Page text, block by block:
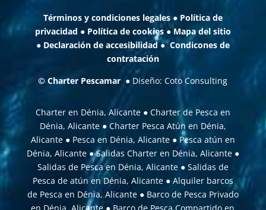
Términos y condiciones legales ● Política de
privacidad ● Política de cookies●Mapa del sitio
● Declaración de accesibilidad●Condicones de
contratación
©Charter Pescamar ● Diseño:Coto Consulting
Charter en Dénia, Alicante ● Charter de Pesca en
Dénia, Alicante● Charter Pesca Atún en Dénia,
Alicante● Pesca en Dénia, Alicante● Pesca atún en
Dénia, Alicante●Salidas Charter en Dénia, Alicante●
Salidas de Pesca en Dénia, Alicante● Salidas de
Pesca de atún en Dénia, Alicante● Alquiler barcos
de Pesca en Dénia, Alicante● Barco de Pesca Privado